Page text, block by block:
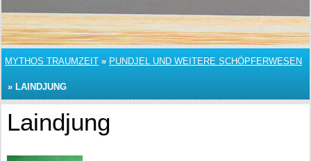
MYTHOS TRAUMZEIT » PUNDJEL UND WEITERE SCHÖPFERWESEN
» LAINDJUNG
Laindjung